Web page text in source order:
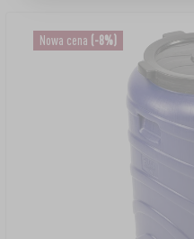
Nowa cena (-8%)